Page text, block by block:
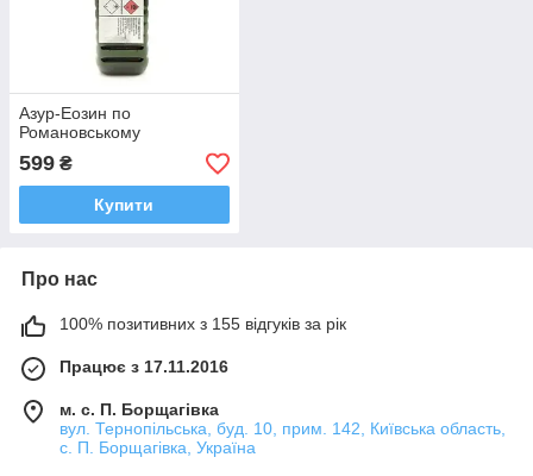
Азур-Еозин по
Романовському
599 ₴
Купити
Про нас
100% позитивних з 155 відгуків за рік
Працює з 17.11.2016
м. с. П. Борщагівка
вул. Тернопільська, буд. 10, прим. 142, Київська область,
с. П. Борщагівка, Україна